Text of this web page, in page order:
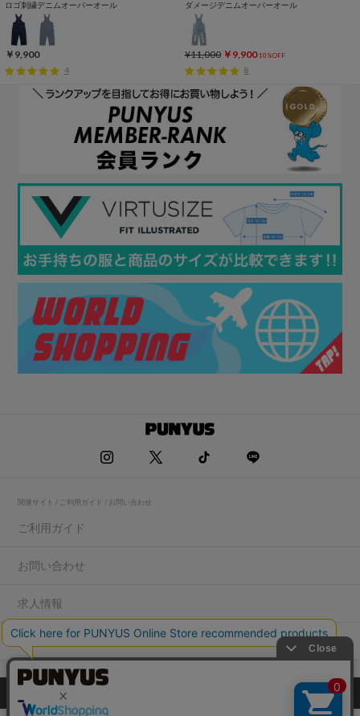
ロゴ刺繍デニムオーバーオール
￥9,900
4
ダメージデニムオーバーオール
¥11,000 ￥9,900 10%OFF
8
関連サイト / ご利用ガイド / お問い合わせ
ご利用ガイド
お問い合わせ
求人情報
店舗一覧
プライバシーポリシー